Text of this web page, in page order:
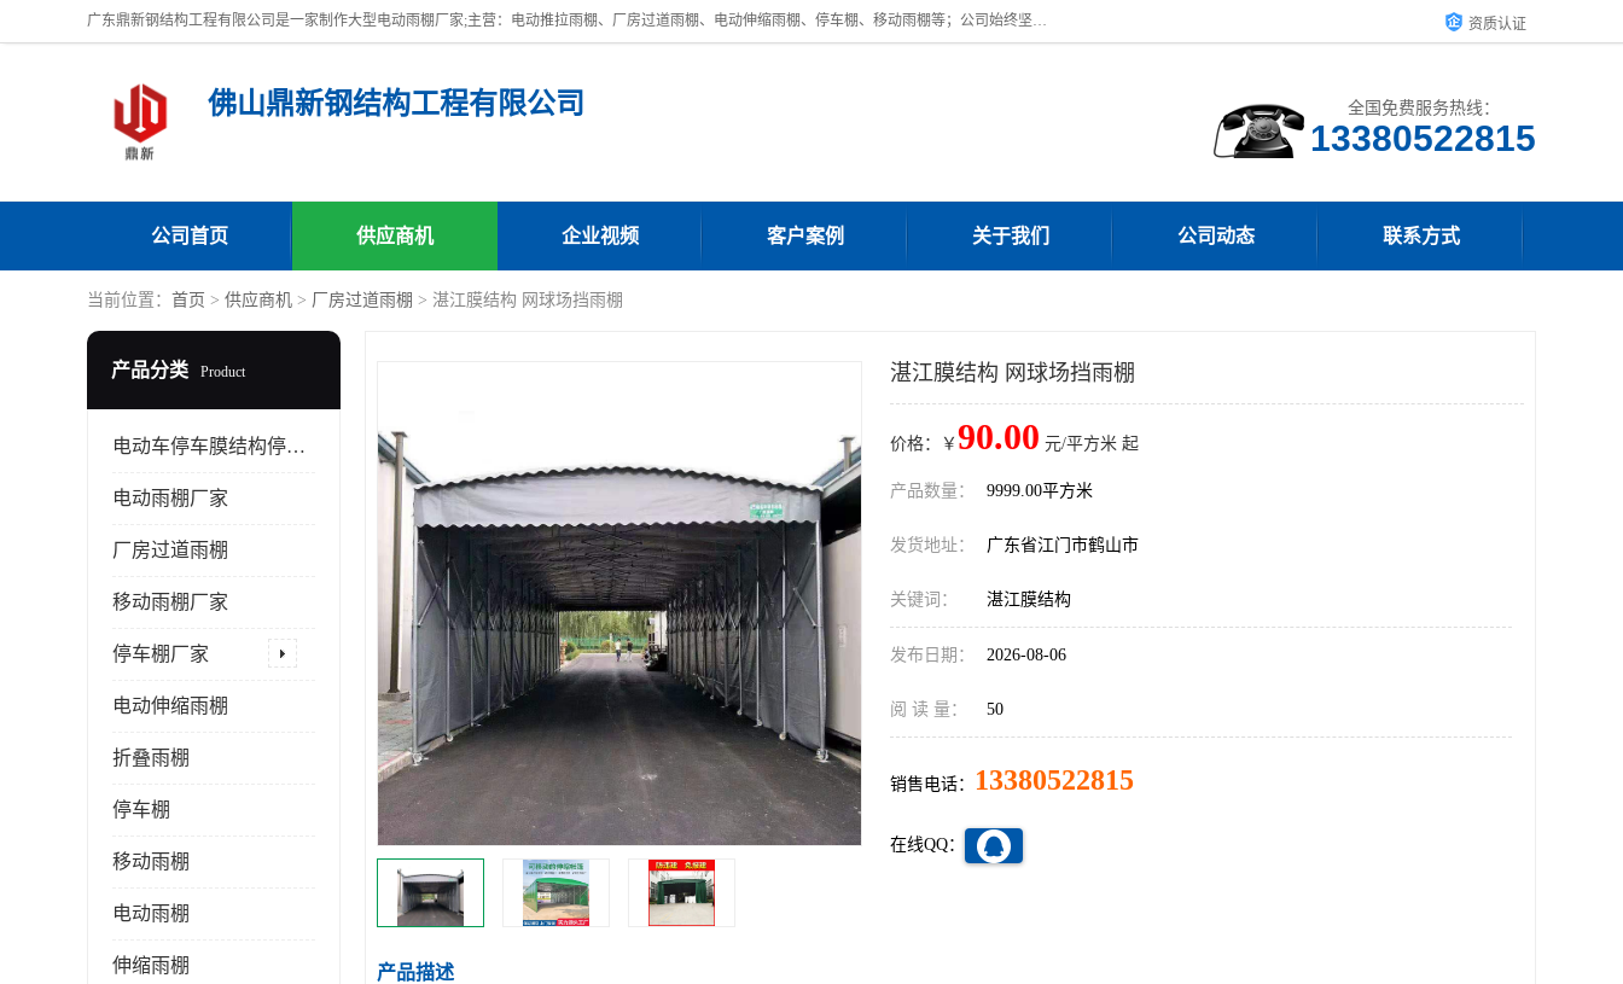
广东鼎新钢结构工程有限公司是一家制作大型电动雨棚厂家;主营：电动推拉雨棚、厂房过道雨棚、电动伸缩雨棚、停车棚、移动雨棚等；公司始终坚持结构创新,品质优越,美观形象,且售后服务好。公司充分吸纳当今休闲用品的前端技术和风格,为您带来质价相宜,时尚典雅的各种户外用品, 资质认证
佛山鼎新钢结构工程有限公司 全国免费服务热线：
13380522815
公司首页 供应商机 企业视频 客户案例 关于我们 公司动态 联系方式
当前位置： 首页 > 供应商机 > 厂房过道雨棚 > 湛江膜结构 网球场挡雨棚
产品分类 Product
电动车停车膜结构停车棚
电动雨棚厂家
厂房过道雨棚
移动雨棚厂家
停车棚厂家
电动伸缩雨棚
折叠雨棚
停车棚
移动雨棚
电动雨棚
伸缩雨棚
湛江膜结构 网球场挡雨棚
价格：￥ 90.00 元/平方米 起
产品数量： 9999.00平方米
发货地址： 广东省江门市鹤山市
关键词： 湛江膜结构
发布日期： 2026-08-06
阅 读 量： 50
销售电话： 13380522815
在线QQ：
产品描述